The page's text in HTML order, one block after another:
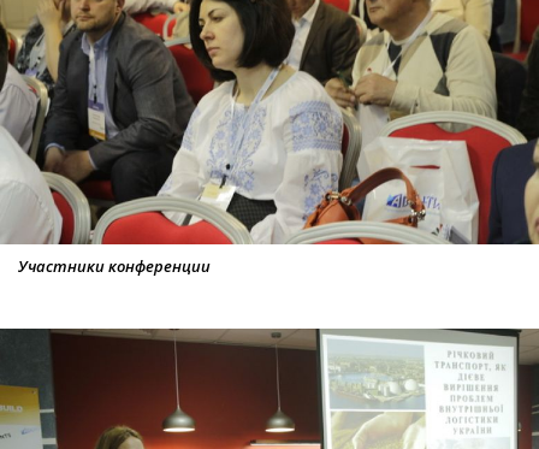
Участники конференции